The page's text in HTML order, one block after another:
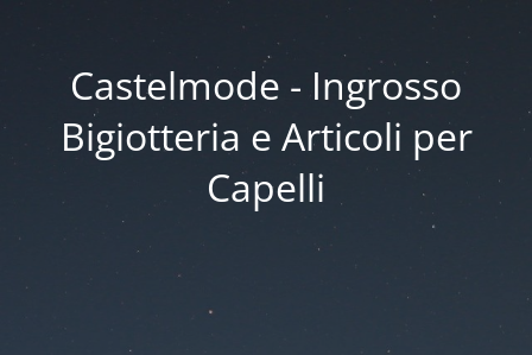
Castelmode - Ingrosso
Bigiotteria e Articoli per
Capelli